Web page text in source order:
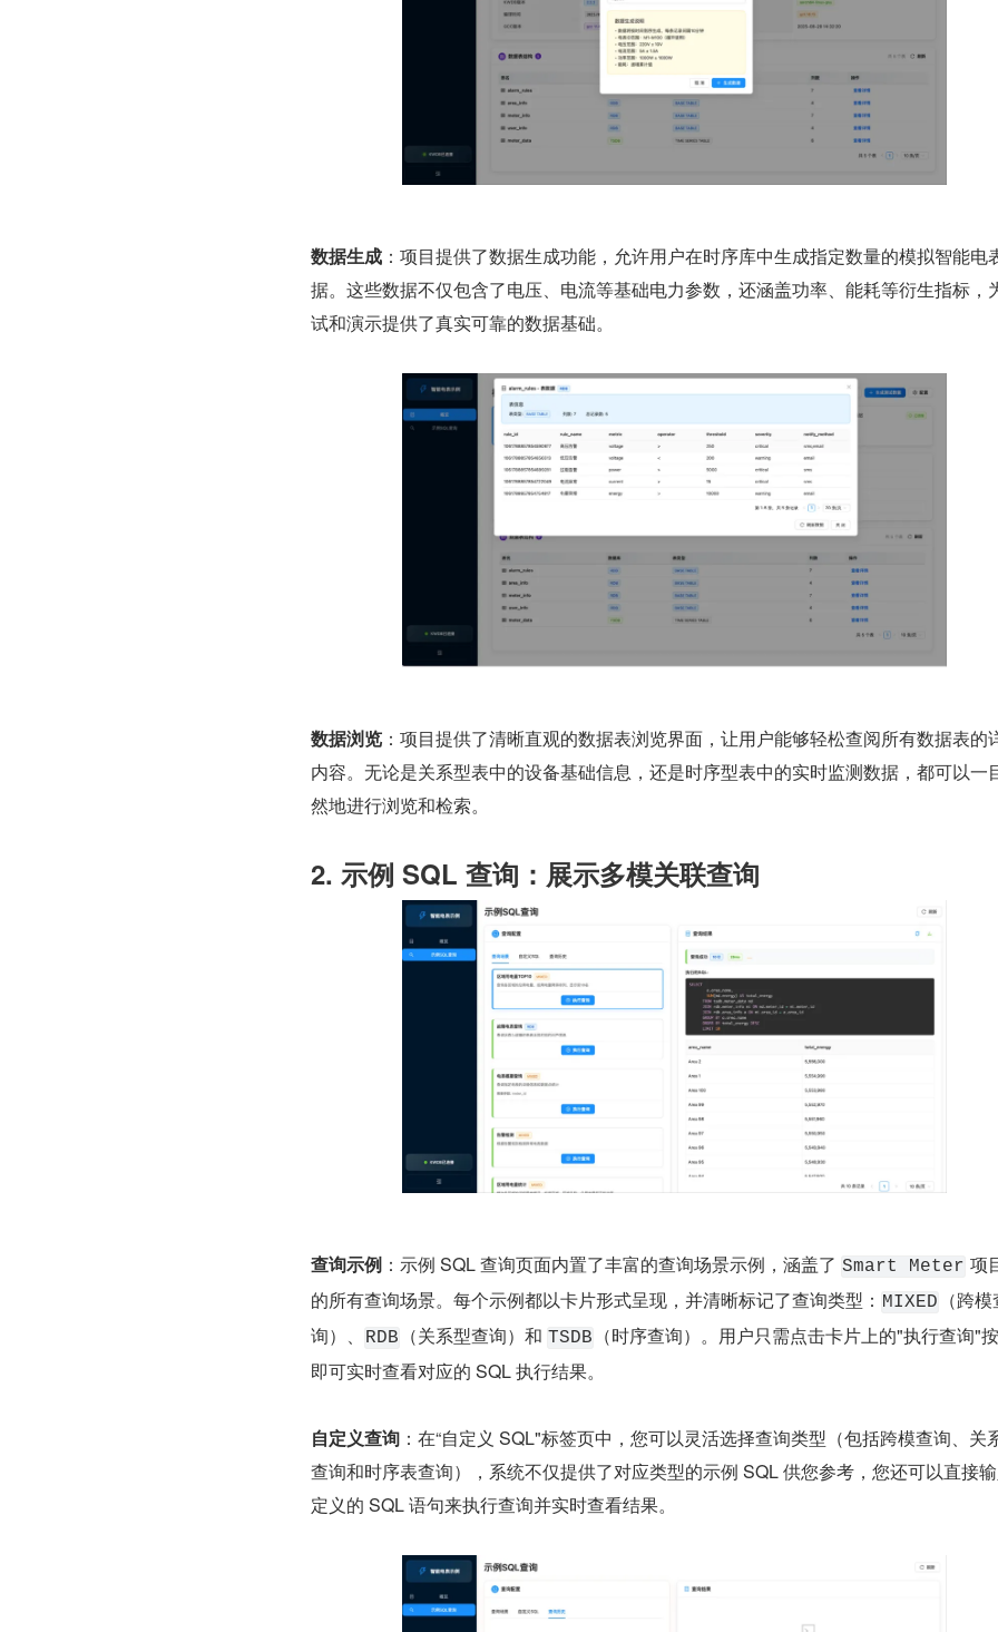
数据生成 ：项目提供了数据生成功能，允许用户在时序库中生成指定数量的模拟智能电
据。这些数据不仅包含了电压、电流等基础电力参数，还涵盖功率、能耗等衍生指标，
试和演示提供了真实可靠的数据基础。
数据浏览 ：项目提供了清晰直观的数据表浏览界面，让用户能够轻松查阅所有数据表的
内容。无论是关系型表中的设备基础信息，还是时序型表中的实时监测数据，都可以一
然地进行浏览和检索。
2. 示例 SQL 查询：展示多模关联查询
查询示例 ：示例 SQL 查询页面内置了丰富的查询场景示例，涵盖了 Smart Meter 项
的所有查询场景。每个示例都以卡片形式呈现，并清晰标记了查询类型： MIXED
（跨
询）、
RDB （关系型查询）和 TSDB
（时序查询）。用户只需点击卡片上的"执行查询"按
即可实时查看对应的 SQL 执行结果。
自定义查询 ：在“自定义 SQL"标签页中，您可以灵活选择查询类型（包括跨模查询、关
查询和时序表查询），系统不仅提供了对应类型的示例 SQL 供您参考，您还可以直接
定义的 SQL 语句来执行查询并实时查看结果。